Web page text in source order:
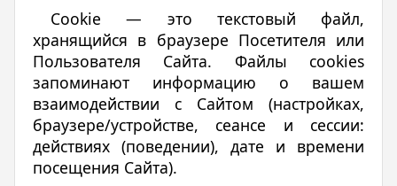
Cookie — это текстовый файл,
хранящийся в браузере Посетителя или
Пользователя Сайта. Файлы cookies
запоминают информацию о вашем
взаимодействии с Сайтом (настройках,
браузере/устройстве, сеансе и сессии:
действиях (поведении), дате и времени
посещения Сайта).